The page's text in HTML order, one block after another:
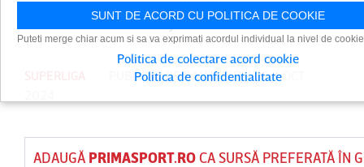
în minus derby-ul istoric
PUBLICAT DEDAIAN CUTUPE 4 OCT
ADAUGĂ PRIMASPORT.ROCA SURSĂ PREFERATĂ ÎN
SUNT DE ACORD CU POLITICA DE COOKIE
Puteti merge chiar acum si sa va exprimati acordul individual la nivel de
Politica de colectare acord cookie
Politica de confidentialitate